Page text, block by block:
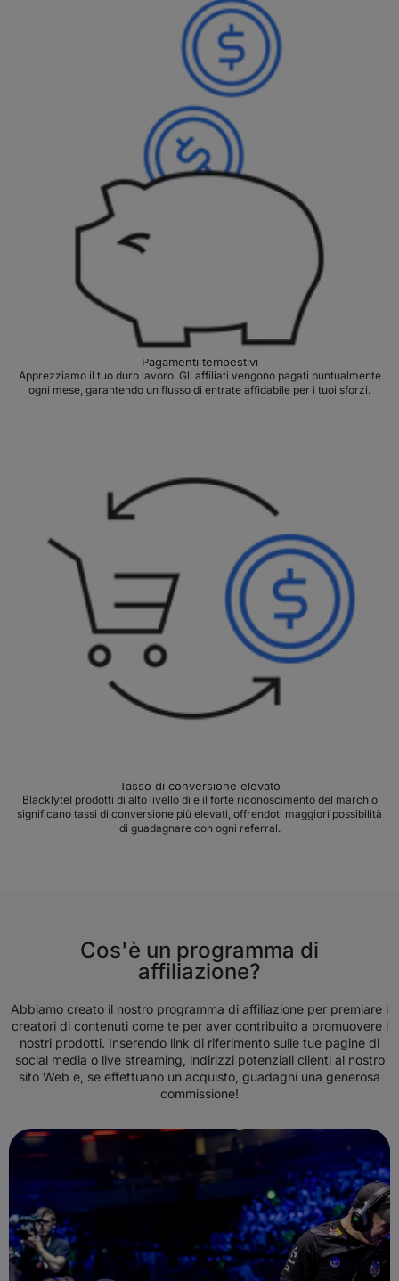
Pagamenti tempestivi
Apprezziamo il tuo duro lavoro. Gli affiliati vengono pagati puntualmente
ogni mese, garantendo un flusso di entrate affidabile per i tuoi sforzi.
Tasso di conversione elevato
BlacklyteI prodotti di alto livello di e il forte riconoscimento del marchio
significano tassi di conversione più elevati, offrendoti maggiori possibilità
di guadagnare con ogni referral.
Cos'è un programma di
affiliazione?
Abbiamo creato il nostro programma di affiliazione per premiare i
creatori di contenuti come te per aver contribuito a promuovere i
nostri prodotti. Inserendo link di riferimento sulle tue pagine di
social media o live streaming, indirizzi potenziali clienti al nostro
sito Web e, se effettuano un acquisto, guadagni una generosa
commissione!